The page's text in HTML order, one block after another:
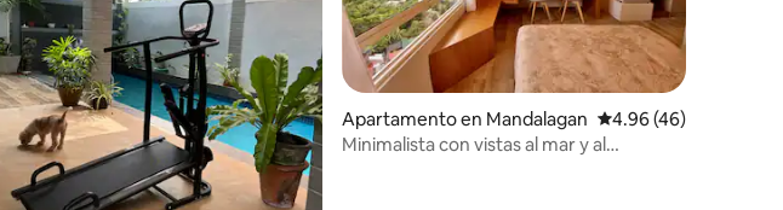
4.85 de 5, 67 reseñas
Apartamento en Mandalagan Calificación
4.96 (46)
Minimalista con vistas al mar y al